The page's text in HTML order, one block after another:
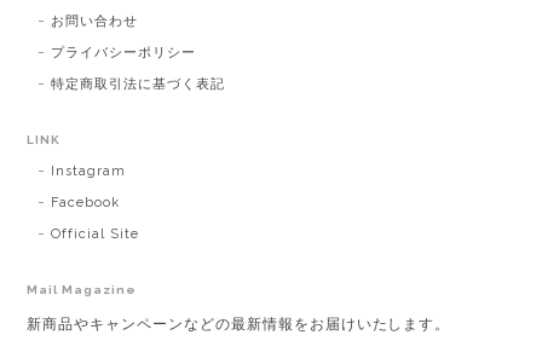
お問い合わせ
プライバシーポリシー
特定商取引法に基づく表記
LINK
Instagram
Facebook
Official Site
Mail Magazine
新商品やキャンペーンなどの最新情報をお届けいたします。